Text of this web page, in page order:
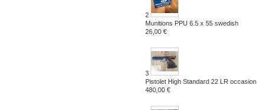
2
Munitions PPU 6.5 x 55 swedish
26,00 €
3
Pistolet High Standard 22 LR occasion
480,00 €